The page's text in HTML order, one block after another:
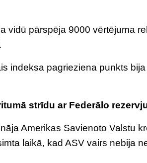
vidū pārspēja 9000 vērtējuma
indeksa pagrieziena punkts
strīdu ar Federālo
Amerikas Savienoto Valstu
laikā, kad ASV vairs nebija